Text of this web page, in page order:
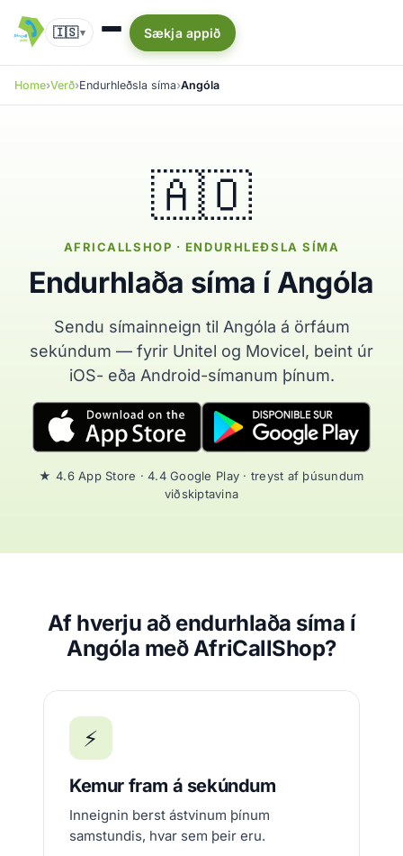
🇮🇸▾ Sækja appið
Home Verð Endurhleðsla síma Angóla
🇦🇴
AFRICALLSHOP · ENDURHLEÐSLA SÍMA
Endurhlaða síma í Angóla
Sendu símainneign til Angóla á örfáum
sekúndum — fyrir Unitel og Movicel, beint úr
iOS- eða Android-símanum þínum.
★ 4.6 App Store · 4.4 Google Play · treyst af þúsundum
viðskiptavina
Af hverju að endurhlaða síma í
Angóla með AfriCallShop?
⚡
Kemur fram á sekúndum
Inneignin berst ástvinum þínum
samstundis, hvar sem þeir eru.